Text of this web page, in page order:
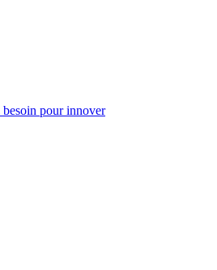
besoin pour innover